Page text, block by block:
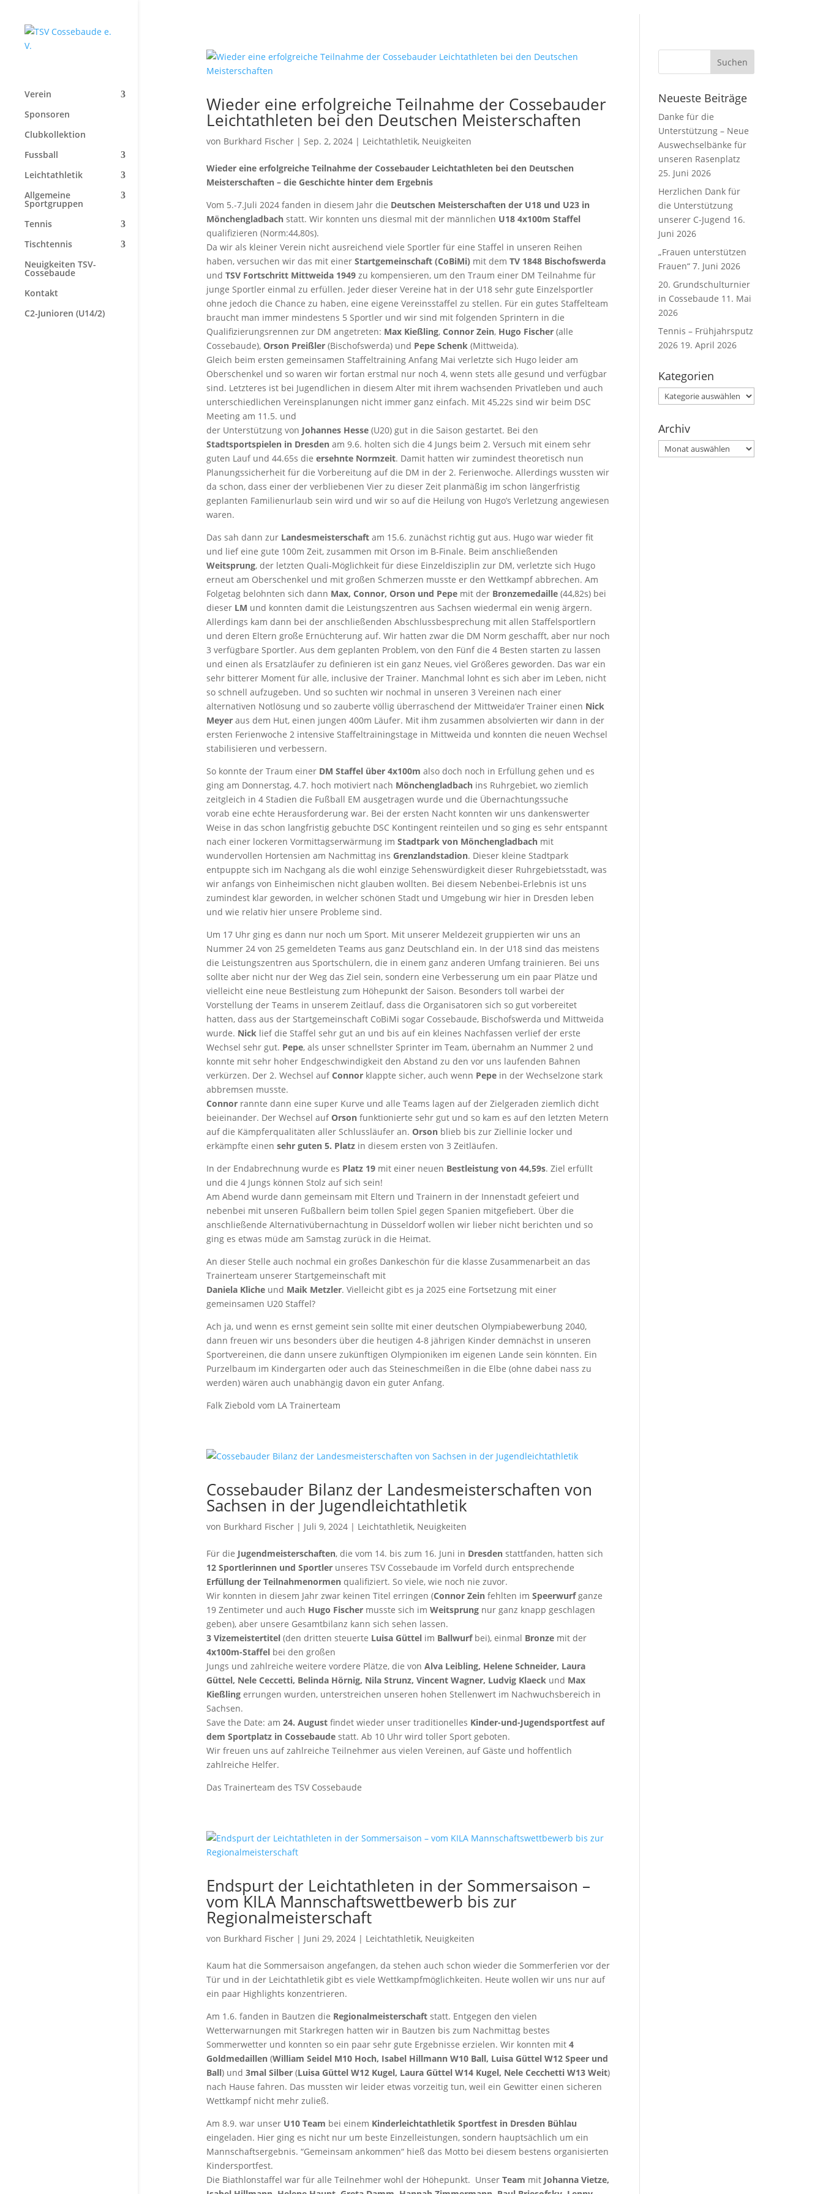
Verein
Sponsoren
Clubkollektion
Fussball
Leichtathletik
Allgemeine
Sportgruppen
Tennis
Tischtennis
Neuigkeiten TSV-
Cossebaude
Kontakt
C2-Junioren (U14/2)
Wieder eine erfolgreiche Teilnahme der Cossebauder
Leichtathleten bei den Deutschen Meisterschaften
von Burkhard Fischer| Sep. 2, 2024 | Leichtathletik, Neuigkeiten
Wieder eine erfolgreiche Teilnahme der Cossebauder Leichtathleten bei den Deutschen
Meisterschaften – die Geschichte hinter dem Ergebnis
Vom 5.-7.Juli 2024 fanden in diesem Jahr die Deutschen Meisterschaften der U18 und U23 in
Mönchengladbachstatt. Wir konnten uns diesmal mit der männlichen U18 4x100m Staffel
qualifizieren (Norm:44,80s).
Da wir als kleiner Verein nicht ausreichend viele Sportler für eine Staffel in unseren Reihen
haben, versuchen wir das mit einer Startgemeinschaft (CoBiMi) mit dem TV 1848 Bischofswerda
und TSV Fortschritt Mittweida 1949zu kompensieren, um den Traum einer DM Teilnahme für
junge Sportler einmal zu erfüllen. Jeder dieser Vereine hat in der U18 sehr gute Einzelsportler
ohne jedoch die Chance zu haben, eine eigene Vereinsstaffel zu stellen. Für ein gutes Staffelteam
braucht man immer mindestens 5 Sportler und wir sind mit folgenden Sprintern in die
Qualifizierungsrennen zur DM angetreten: Max Kießling, Connor Zein, Hugo Fischer(alle
Cossebaude), Orson Preißler(Bischofswerda) und Pepe Schenk(Mittweida).
Gleich beim ersten gemeinsamen Staffeltraining Anfang Mai verletzte sich Hugo leider am
Oberschenkel und so waren wir fortan erstmal nur noch 4, wenn stets alle gesund und verfügbar
sind. Letzteres ist bei Jugendlichen in diesem Alter mit ihrem wachsenden Privatleben und auch
unterschiedlichen Vereinsplanungen nicht immer ganz einfach. Mit 45,22s sind wir beim DSC
Meeting am 11.5. und
der Unterstützung von Johannes Hesse(U20) gut in die Saison gestartet. Bei den
Stadtsportspielen in Dresdenam 9.6. holten sich die 4 Jungs beim 2. Versuch mit einem sehr
guten Lauf und 44.65s die ersehnte Normzeit. Damit hatten wir zumindest theoretisch nun
Planungssicherheit für die Vorbereitung auf die DM in der 2. Ferienwoche. Allerdings wussten wir
da schon, dass einer der verbliebenen Vier zu dieser Zeit planmäßig im schon längerfristig
geplanten Familienurlaub sein wird und wir so auf die Heilung von Hugo’s Verletzung angewiesen
waren.
Das sah dann zur Landesmeisterschaftam 15.6. zunächst richtig gut aus. Hugo war wieder fit
und lief eine gute 100m Zeit, zusammen mit Orson im B-Finale. Beim anschließenden
Weitsprung, der letzten Quali-Möglichkeit für diese Einzeldisziplin zur DM, verletzte sich Hugo
erneut am Oberschenkel und mit großen Schmerzen musste er den Wettkampf abbrechen. Am
Folgetag belohnten sich dann Max, Connor, Orson und Pepemit der Bronzemedaille(44,82s) bei
dieser LM und konnten damit die Leistungszentren aus Sachsen wiedermal ein wenig ärgern.
Allerdings kam dann bei der anschließenden Abschlussbesprechung mit allen Staffelsportlern
und deren Eltern große Ernüchterung auf. Wir hatten zwar die DM Norm geschafft, aber nur noch
3 verfügbare Sportler. Aus dem geplanten Problem, von den Fünf die 4 Besten starten zu lassen
und einen als Ersatzläufer zu definieren ist ein ganz Neues, viel Größeres geworden. Das war ein
sehr bitterer Moment für alle, inclusive der Trainer. Manchmal lohnt es sich aber im Leben, nicht
so schnell aufzugeben. Und so suchten wir nochmal in unseren 3 Vereinen nach einer
alternativen Notlösung und so zauberte völlig überraschend der Mittweida‘er Trainer einen Nick
Meyeraus dem Hut, einen jungen 400m Läufer. Mit ihm zusammen absolvierten wir dann in der
ersten Ferienwoche 2 intensive Staffeltrainingstage in Mittweida und konnten die neuen Wechsel
stabilisieren und verbessern.
So konnte der Traum einer DM Staffel über 4x100m also doch noch in Erfüllung gehen und es
ging am Donnerstag, 4.7. hoch motiviert nach Mönchengladbachins Ruhrgebiet, wo ziemlich
zeitgleich in 4 Stadien die Fußball EM ausgetragen wurde und die Übernachtungssuche
vorab eine echte Herausforderung war. Bei der ersten Nacht konnten wir uns dankenswerter
Weise in das schon langfristig gebuchte DSC Kontingent reinteilen und so ging es sehr entspannt
nach einer lockeren Vormittagserwärmung im Stadtpark von Mönchengladbachmit
wundervollen Hortensien am Nachmittag ins Grenzlandstadion. Dieser kleine Stadtpark
entpuppte sich im Nachgang als die wohl einzige Sehenswürdigkeit dieser Ruhrgebietsstadt, was
wir anfangs von Einheimischen nicht glauben wollten. Bei diesem Nebenbei-Erlebnis ist uns
zumindest klar geworden, in welcher schönen Stadt und Umgebung wir hier in Dresden leben
und wie relativ hier unsere Probleme sind.
Um 17 Uhr ging es dann nur noch um Sport. Mit unserer Meldezeit gruppierten wir uns an
Nummer 24 von 25 gemeldeten Teams aus ganz Deutschland ein. In der U18 sind das meistens
die Leistungszentren aus Sportschülern, die in einem ganz anderen Umfang trainieren. Bei uns
sollte aber nicht nur der Weg das Ziel sein, sondern eine Verbesserung um ein paar Plätze und
vielleicht eine neue Bestleistung zum Höhepunkt der Saison. Besonders toll warbei der
Vorstellung der Teams in unserem Zeitlauf, dass die Organisatoren sich so gut vorbereitet
hatten, dass aus der Startgemeinschaft CoBiMi sogar Cossebaude, Bischofswerda und Mittweida
wurde. Nicklief die Staffel sehr gut an und bis auf ein kleines Nachfassen verlief der erste
Wechsel sehr gut. Pepe, als unser schnellster Sprinter im Team, übernahm an Nummer 2 und
konnte mit sehr hoher Endgeschwindigkeit den Abstand zu den vor uns laufenden Bahnen
verkürzen. Der 2. Wechsel aufConnorklappte sicher, auch wenn Pepein der Wechselzone stark
abbremsen musste.
Connorrannte dann eine super Kurve und alle Teams lagen auf der Zielgeraden ziemlich dicht
beieinander. Der Wechsel aufOrsonfunktionierte sehr gut und so kam es auf den letzten Metern
auf die Kämpferqualitäten aller Schlussläufer an. Orsonblieb bis zur Ziellinie locker und
erkämpfte einen sehr guten 5. Platzin diesem ersten von 3 Zeitläufen.
In der Endabrechnung wurde es Platz 19mit einer neuen Bestleistung von 44,59s. Ziel erfüllt
und die 4 Jungs können Stolz auf sich sein!
Am Abend wurde dann gemeinsam mit Eltern und Trainern in der Innenstadt gefeiert und
nebenbei mit unseren Fußballern beim tollen Spiel gegen Spanien mitgefiebert. Über die
anschließende Alternativübernachtung in Düsseldorf wollen wir lieber nicht berichten und so
ging es etwas müde am Samstag zurück in die Heimat.
An dieser Stelle auch nochmal ein großes Dankeschön für die klasse Zusammenarbeit an das
Trainerteam unserer Startgemeinschaft mit
Daniela Klicheund Maik Metzler. Vielleicht gibt es ja 2025 eine Fortsetzung mit einer
gemeinsamen U20 Staffel?
Ach ja, und wenn es ernst gemeint sein sollte mit einer deutschen Olympiabewerbung 2040,
dann freuen wir uns besonders über die heutigen 4-8 jährigen Kinder demnächst in unseren
Sportvereinen, die dann unsere zukünftigen Olympioniken im eigenen Lande sein könnten. Ein
Purzelbaum im Kindergarten oder auch das Steineschmeißen in die Elbe (ohne dabei nass zu
werden) wären auch unabhängig davon ein guter Anfang.
Falk Ziebold vom LA Trainerteam
Cossebauder Bilanz der Landesmeisterschaften von
Sachsen in der Jugendleichtathletik
von Burkhard Fischer| Juli 9, 2024 | Leichtathletik, Neuigkeiten
Für die Jugendmeisterschaften, die vom 14. bis zum 16. Juni in Dresdenstattfanden, hatten sich
12 Sportlerinnen und Sportlerunseres TSV Cossebaude im Vorfeld durch entsprechende
Erfüllung der Teilnahmenormenqualifiziert. So viele, wie noch nie zuvor.
Wir konnten in diesem Jahr zwar keinen Titel erringen (Connor Zeinfehlten im Speerwurfganze
19 Zentimeter und auch Hugo Fischermusste sich im Weitsprungnur ganz knapp geschlagen
geben), aber unsere Gesamtbilanz kann sich sehen lassen.
3 Vizemeistertitel(den dritten steuerte Luisa Güttelim Ballwurfbei), einmal Bronzemit der
4x100m-Staffelbei den großen
Jungs und zahlreiche weitere vordere Plätze, die von Alva Leibling, Helene Schneider, Laura
Güttel, Nele Ceccetti, Belinda Hörnig, Nila Strunz, Vincent Wagner, Ludvig Klaeckund Max
Kießlingerrungen wurden, unterstreichen unseren hohen Stellenwert im Nachwuchsbereich in
Sachsen.
Save the Date: am 24. Augustfindet wieder unser traditionelles Kinder-und-Jugendsportfest auf
dem Sportplatz in Cossebaudestatt. Ab 10 Uhr wird toller Sport geboten.
Wir freuen uns auf zahlreiche Teilnehmer aus vielen Vereinen, auf Gäste und hoffentlich
zahlreiche Helfer.
Das Trainerteam des TSV Cossebaude
Endspurt der Leichtathleten in der Sommersaison –
vom KILA Mannschaftswettbewerb bis zur
Regionalmeisterschaft
von Burkhard Fischer| Juni 29, 2024 | Leichtathletik, Neuigkeiten
Kaum hat die Sommersaison angefangen, da stehen auch schon wieder die Sommerferien vor der
Tür und in der Leichtathletik gibt es viele Wettkampfmöglichkeiten. Heute wollen wir uns nur auf
ein paar Highlights konzentrieren.
Am 1.6. fanden in Bautzen die Regionalmeisterschaftstatt. Entgegen den vielen
Wetterwarnungen mit Starkregen hatten wir in Bautzen bis zum Nachmittag bestes
Sommerwetter und konnten so ein paar sehr gute Ergebnisse erzielen. Wir konnten mit 4
Goldmedaillen(William Seidel M10 Hoch, Isabel Hillmann W10 Ball, Luisa Güttel W12 Speer und
Ball) und 3mal Silber(Luisa Güttel W12 Kugel, Laura Güttel W14 Kugel, Nele Cecchetti W13 Weit)
nach Hause fahren. Das mussten wir leider etwas vorzeitig tun, weil ein Gewitter einen sicheren
Wettkampf nicht mehr zuließ.
Am 8.9. war unser U10 Team bei einem Kinderleichtathletik Sportfest in Dresden Bühlau
eingeladen. Hier ging es nicht nur um beste Einzelleistungen, sondern hauptsächlich um ein
Mannschaftsergebnis. “Gemeinsam ankommen“ hieß das Motto bei diesem bestens organisierten
Kindersportfest.
Die Biathlonstaffel war für alle Teilnehmer wohl der Höhepunkt. Unser Team mit Johanna Vietze,
Neueste Beiträge
Danke für die
Unterstützung – Neue
Auswechselbänke für
unseren Rasenplatz
25. Juni 2026
Herzlichen Dank für
die Unterstützung
unserer C-Jugend 16.
Juni 2026
„Frauen unterstützen
Frauen“ 7. Juni 2026
20. Grundschulturnier
in Cossebaude 11. Mai
2026
Tennis – Frühjahrsputz
2026 19. April 2026
Kategorien
Kategorien
Archiv
Archiv